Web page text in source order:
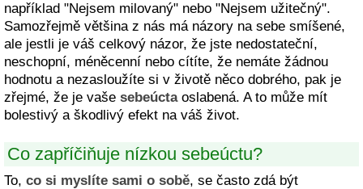
například "Nejsem milovaný" nebo "Nejsem užitečný".
Samozřejmě většina z nás má názory na sebe smíšené,
ale jestli je váš celkový názor, že jste nedostateční,
neschopní, méněcenní nebo cítíte, že nemáte žádnou
hodnotu a nezasloužíte si v životě něco dobrého, pak je
zřejmé, že je vaše sebeúctaoslabená. A to může mít
bolestivý a škodlivý efekt na váš život.
Co zapříčiňuje nízkou sebeúctu?
To, co si myslíte sami o sobě, se často zdá být